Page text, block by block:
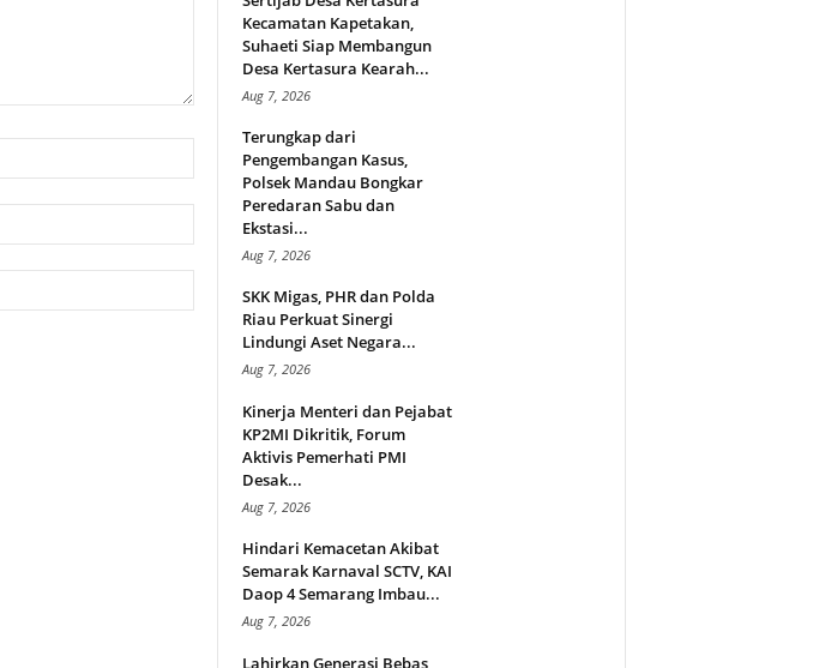
Kecamatan Kapetakan,
Suhaeti Siap Membangun
Desa Kertasura Kearah...
Aug 7, 2026
Terungkap dari
Pengembangan Kasus,
Polsek Mandau Bongkar
Peredaran Sabu dan
Ekstasi...
Aug 7, 2026
SKK Migas, PHR dan Polda
Riau Perkuat Sinergi
Lindungi Aset Negara...
Aug 7, 2026
Kinerja Menteri dan Pejabat
KP2MI Dikritik, Forum
Aktivis Pemerhati PMI
Desak...
Aug 7, 2026
Hindari Kemacetan Akibat
Semarak Karnaval SCTV, KAI
Daop 4 Semarang Imbau...
Aug 7, 2026
Lahirkan Generasi Bebas